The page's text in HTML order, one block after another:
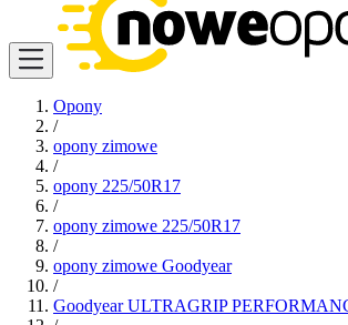
Opony
/
opony zimowe
/
opony 225/50R17
/
opony zimowe 225/50R17
/
opony zimowe Goodyear
/
Goodyear ULTRAGRIP